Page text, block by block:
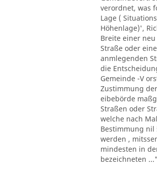
verordnet, was
Lage (
Höhenlage)',
Breite einer
Straße oder
anmlegenden
die
Gemeinde -V
Zustimmung
eibebörde
Straßen oder
welche nach
Bestimmung nil
werden ,
mindesten in
bezeichneten ..."